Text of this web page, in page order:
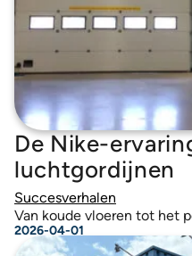
De Nike-
luchtgordijnen
Succesverhalen
Van koude vloeren tot het
2026-04-01